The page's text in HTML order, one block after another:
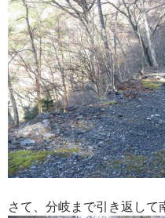
さて、分岐まで引き返して